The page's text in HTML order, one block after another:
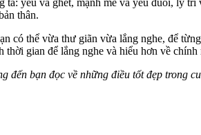
thân.
thể vừa thư giãn vừa lắng nghe, để
gian để lắng nghe và hiểu hơn về chính
bạn đọc về những điều tốt đẹp trong